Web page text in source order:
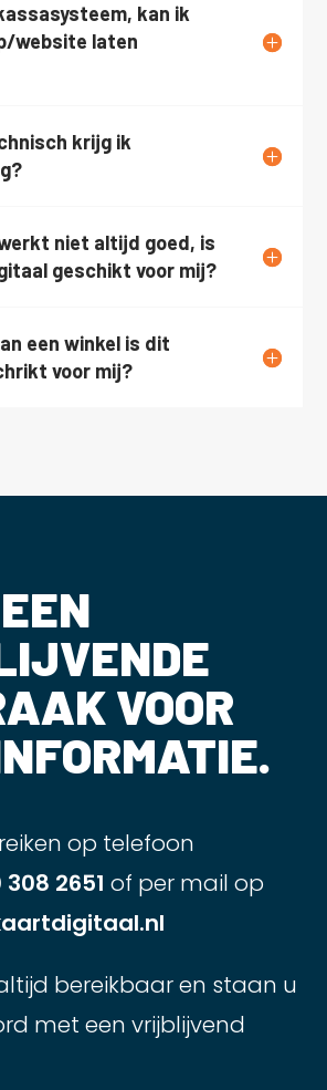
kan ik
website laten
krijg ik
niet altijd goed, is
geschikt voor mij?
een winkel is dit
voor mij?
VOOR
op telefoon
2651 of per mail op
bereikbaar en staan u
met een vrijblijvend